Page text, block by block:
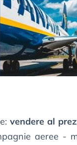
vendere al
aeree -